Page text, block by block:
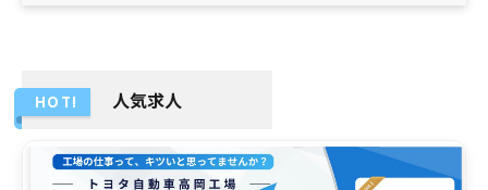
HOT! 人気求人